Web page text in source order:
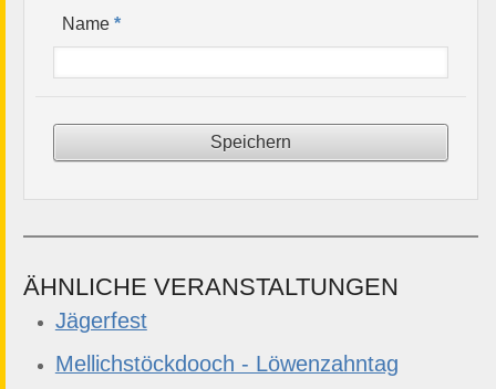
Name*
ÄHNLICHE VERANSTALTUNGEN
Jägerfest
Mellichstöckdooch - Löwenzahntag